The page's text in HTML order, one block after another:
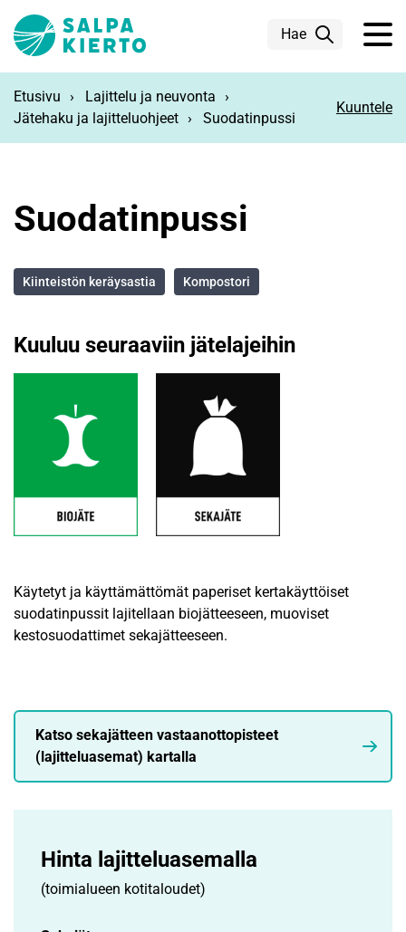
Hae
Etusivu
Lajittelu ja neuvonta
Jätehaku ja lajitteluohjeet
Suodatinpussi
Kuuntele
Suodatinpussi
Kiinteistön keräysastia Kompostori
Kuuluu seuraaviin jätelajeihin
Käytetyt ja käyttämättömät paperiset kertakäyttöiset
suodatinpussit lajitellaan biojätteeseen, muoviset
kestosuodattimet sekajätteeseen.
Katso sekajätteen vastaanottopisteet
(lajitteluasemat) kartalla
Hinta lajittelu­asemalla
(toimialueen kotitaloudet)